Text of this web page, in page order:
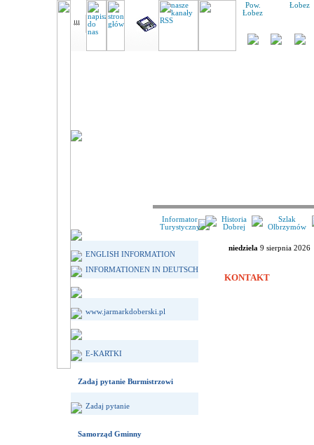
Pow.
Łobez
Łobez
Informator
Turystyczny
Historia
Dobrej
Szlak
Olbrzymów
ENGLISH INFORMATION
INFORMATIONEN IN DEUTSCH
www.jarmarkdoberski.pl
E-KARTKI
Zadaj pytanie Burmistrzowi
Zadaj pytanie
Samorząd Gminny
niedziela 9 sierpnia 2026
KONTAKT